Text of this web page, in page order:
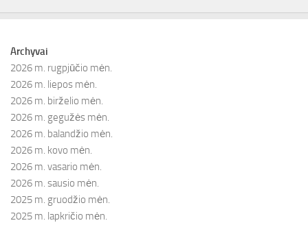
Archyvai
2026 m. rugpjūčio mėn.
2026 m. liepos mėn.
2026 m. birželio mėn.
2026 m. gegužės mėn.
2026 m. balandžio mėn.
2026 m. kovo mėn.
2026 m. vasario mėn.
2026 m. sausio mėn.
2025 m. gruodžio mėn.
2025 m. lapkričio mėn.